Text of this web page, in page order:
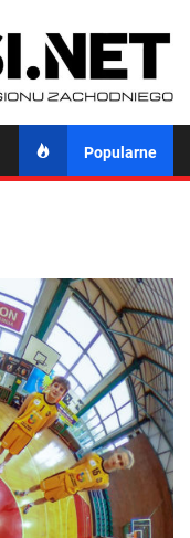
Popularne